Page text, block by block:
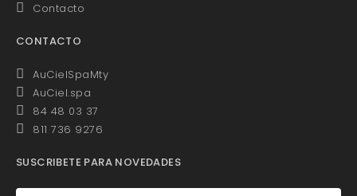
Contacto
CONTACTO
AuCielSpaMty
AuCiel.spa
84 48 03 37
811 736 9276
SUSCRIBETE PARA NOVEDADES